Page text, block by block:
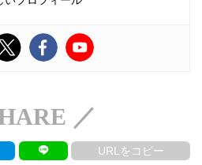
／
URLをコピー